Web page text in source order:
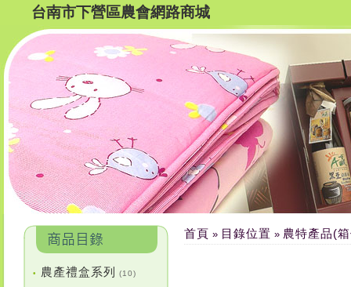
台南市下營區農會網路商城
• 農產禮盒系列 (10)
首頁 » 目錄位置 » 農特產品(